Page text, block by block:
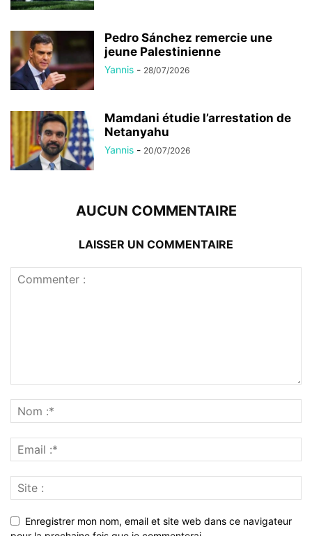
Pedro Sánchez remercie une
jeune Palestinienne
Yannis - 28/07/2026
Mamdani étudie l’arrestation de
Netanyahu
Yannis - 20/07/2026
AUCUN COMMENTAIRE
LAISSER UN COMMENTAIRE
Enregistrer mon nom, email et site web dans ce navigateur